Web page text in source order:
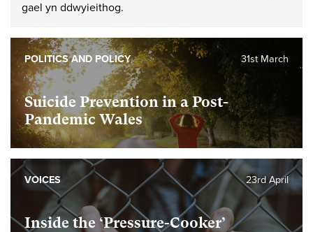
gael yn ddwyieithog.
Suicide Prevention in a Post-
Pandemic Wales
31st March
POLITICS AND POLICY
Inside the ‘Pressure-Cooker’
23rd April
VOICES